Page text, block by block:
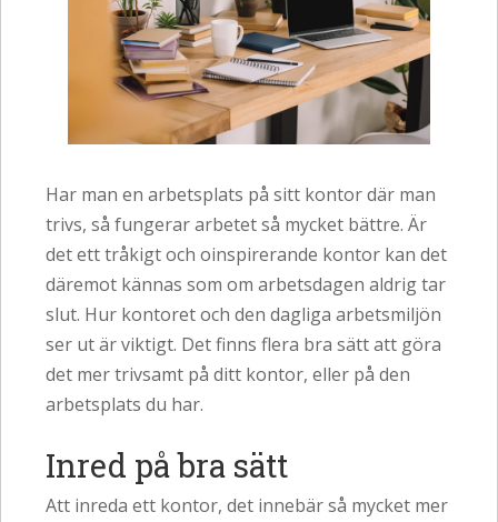
Har man en arbetsplats på sitt kontor där man
trivs, så fungerar arbetet så mycket bättre. Är
det ett tråkigt och oinspirerande kontor kan det
däremot kännas som om arbetsdagen aldrig tar
slut. Hur kontoret och den dagliga arbetsmiljön
ser ut är viktigt. Det finns flera bra sätt att göra
det mer trivsamt på ditt kontor, eller på den
arbetsplats du har.
Inred på bra sätt
Att inreda ett kontor, det innebär så mycket mer